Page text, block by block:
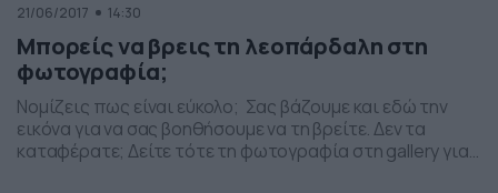
21/06/2017 14:30
Μπορείς να βρεις τη λεοπάρδαλη στη
φωτογραφία;
Νομίζεις πως είναι εύκολο; Σας βάζουμε και εδώ την
εικόνα για να σας βοηθήσουμε να τη βρείτε. Δεν τα
καταφέρατε; Δείτε τότε τη φωτογραφία στη gallery για